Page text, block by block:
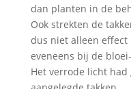
dan planten in de
Ook strekten de
dus niet alleen
eveneens bij de
Het verrode licht